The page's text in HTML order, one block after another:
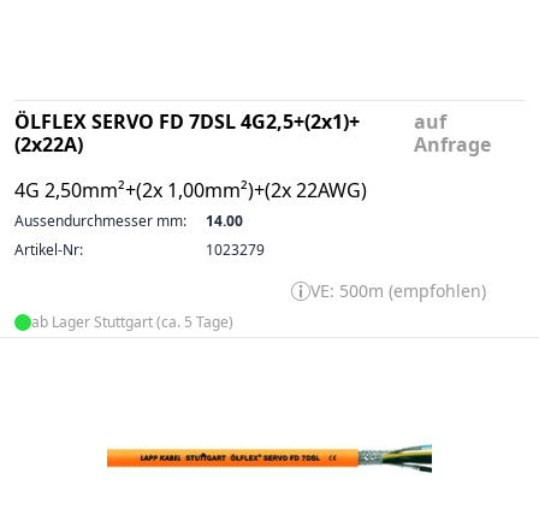
ÖLFLEX SERVO FD 7DSL 4G2,5+(2x1)+
(2x22A)
4G 2,50mm²+(2x 1,00mm²)+(2x 22AWG)
auf
Anfrage
Aussendurchmesser mm:
14.00
Artikel-Nr:
1023279
VE: 500m (empfohlen)
ab Lager Stuttgart (ca. 5 Tage)